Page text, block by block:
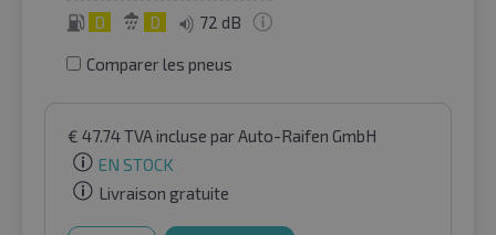
D D 72 dB
Comparer les pneus
€ 47.74TVA incluse par Auto-Raifen GmbH
EN STOCK
Livraison gratuite